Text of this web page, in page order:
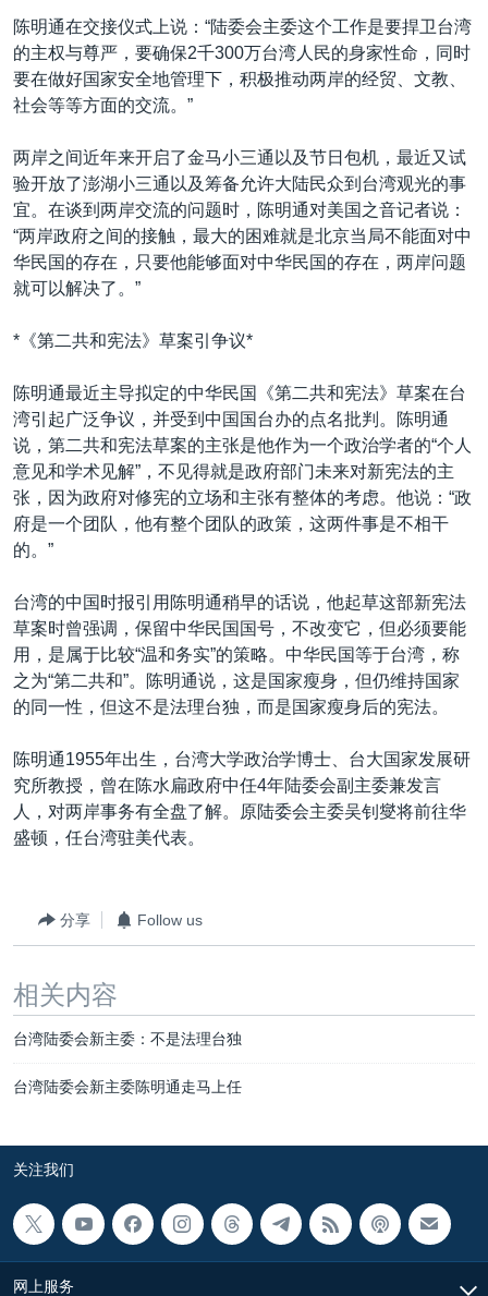
美国之音专访
重要讲话与声明
台海两岸关系
南中国海争端
关注西藏
关注新疆
GEN Z 看美国
陈明通在交接仪式上说：“陆委会主委这个工作是要捍卫台湾
的主权与尊严，要确保2千300万台湾人民的身家性命，同时
要在做好国家安全地管理下，积极推动两岸的经贸、文教、
社会等等方面的交流。”
两岸之间近年来开启了金马小三通以及节日包机，最近又试
验开放了澎湖小三通以及筹备允许大陆民众到台湾观光的事
宜。在谈到两岸交流的问题时，陈明通对美国之音记者说：
“两岸政府之间的接触，最大的困难就是北京当局不能面对中
华民国的存在，只要他能够面对中华民国的存在，两岸问题
就可以解决了。”
*《第二共和宪法》草案引争议*
陈明通最近主导拟定的中华民国《第二共和宪法》草案在台
湾引起广泛争议，并受到中国国台办的点名批判。陈明通
说，第二共和宪法草案的主张是他作为一个政治学者的“个人
意见和学术见解”，不见得就是政府部门未来对新宪法的主
张，因为政府对修宪的立场和主张有整体的考虑。他说：“政
府是一个团队，他有整个团队的政策，这两件事是不相干
的。”
台湾的中国时报引用陈明通稍早的话说，他起草这部新宪法
草案时曾强调，保留中华民国国号，不改变它，但必须要能
用，是属于比较“温和务实”的策略。中华民国等于台湾，称
之为“第二共和”。陈明通说，这是国家瘦身，但仍维持国家
的同一性，但这不是法理台独，而是国家瘦身后的宪法。
陈明通1955年出生，台湾大学政治学博士、台大国家发展研
究所教授，曾在陈水扁政府中任4年陆委会副主委兼发言
人，对两岸事务有全盘了解。原陆委会主委吴钊燮将前往华
盛顿，任台湾驻美代表。
分享 Follow us
相关内容
台湾陆委会新主委：不是法理台独
台湾陆委会新主委陈明通走马上任
关注我们
网上服务